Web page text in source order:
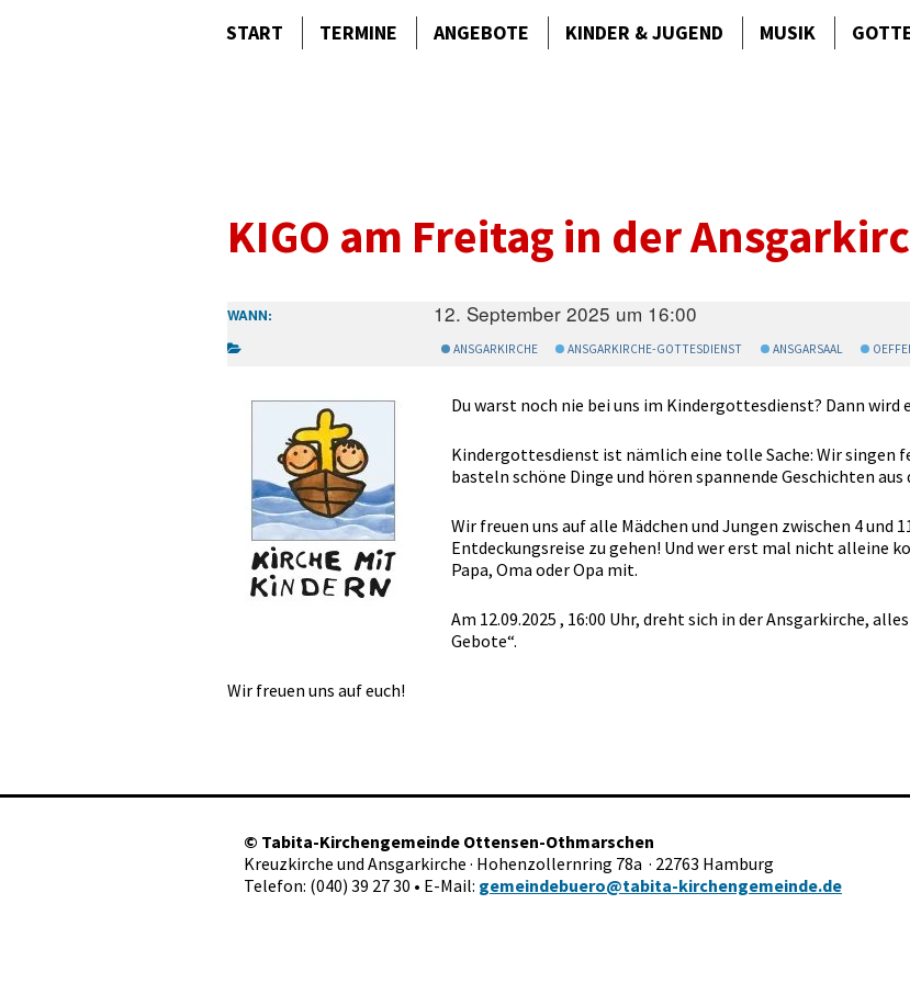
START TERMINE ANGEBOTE KINDER & JUGEND MUSIK
KIGO am Freitag in der
WANN: 12. September 2025 um 16:00
ANSGARKIRCHE ANSGARKIRCHE-GOTTESDIENST ANSGARSAAL
Du warst noch nie bei uns im Kindergottesdienst? Dann wird
Kindergottesdienst ist nämlich eine tolle Sache: Wir singen
basteln schöne Dinge und hören spannende Geschichten
Wir freuen uns auf alle Mädchen und Jungen zwischen 4 und
Entdeckungsreise zu gehen! Und wer erst mal nicht alleine
Papa, Oma oder Opa mit.
Am 12.09.2025 , 16:00 Uhr, dreht sich in der Ansgarkirche,
Gebote“.
Wir freuen uns auf euch!
© Tabita-Kirchengemeinde Ottensen-Othmarschen
Kreuzkirche und Ansgarkirche · Hohenzollernring 78a · 22763 Hamburg
Telefon: (040) 39 27 30 • E-Mail: gemeindebuero@tabita-kirchengemeinde.de